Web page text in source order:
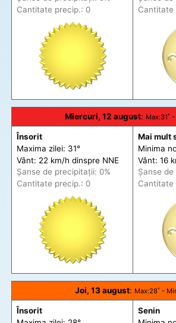
Cantitate precip.: 0
Cantitate
Miercuri, 12 august: Max:31˚ -
Însorit
Maxima zilei: 31°
Vânt: 22 km/h dinspre NNE
Șanse de precipitații: 0%
Cantitate precip.: 0
Mai mult
Minima
Vânt: 16
Șanse
Cantitate
Joi, 13 august: Max:28˚ -
Însorit
Senin